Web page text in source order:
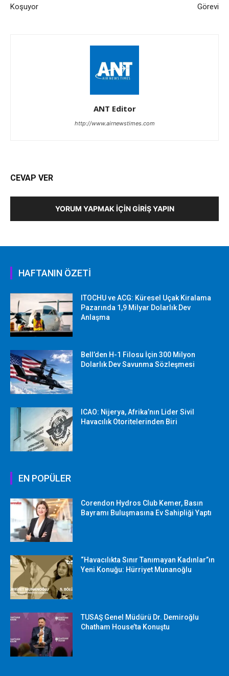
Koşuyor
Görevi
ANT Editor
http://www.airnewstimes.com
CEVAP VER
YORUM YAPMAK İÇIN GIRIŞ YAPIN
HAFTANIN ÖZETİ
ITOCHU ve ACG: Küresel Uçak Kiralama
Pazarında 1,9 Milyar Dolarlık Dev
Anlaşma
Bell’den H-1 Filosu İçin 300 Milyon
Dolarlık Dev Savunma Sözleşmesi
ICAO: Nijerya, Afrika’nın Lider Sivil
Havacılık Otoritelerinden Biri
EN POPÜLER
Corendon Hydros Club Kemer, Basın
Bayramı Buluşmasına Ev Sahipliği Yaptı
“Havacılıkta Sınır Tanımayan Kadınlar”ın
Yeni Konuğu: Hürriyet Munanoğlu
TUSAŞ Genel Müdürü Dr. Demiroğlu
Chatham House’ta Konuştu